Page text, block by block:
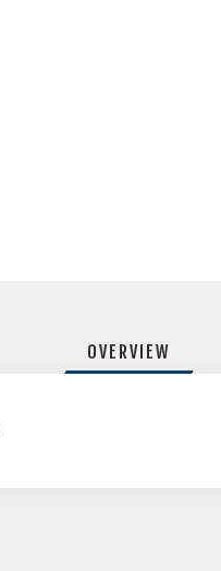
OVERVIEW